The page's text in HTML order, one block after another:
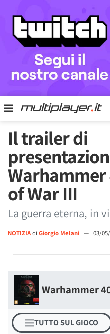
Il trailer di
of War III
La guerra eterna, in
NOTIZIAdi Giorgio Melani — 03/
Warhammer
TUTTO SUL GIOCO